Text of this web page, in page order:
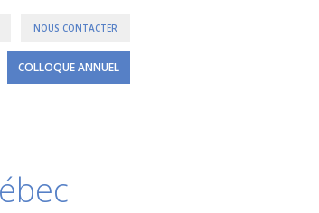
NOUS CONTACTER
COLLOQUE ANNUEL